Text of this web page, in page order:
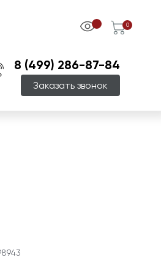
0
8 (499) 286-87-84
Заказать звонок